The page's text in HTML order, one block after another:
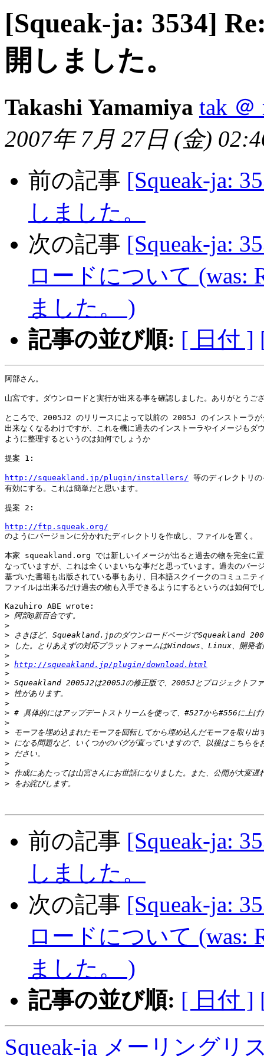
[Squeak-ja: 3534]
開しました。
Takashi Yamamiya tak ＠
2007年 7月 27日 (金)
前の記事 [Squeak-ja:
しました。
次の記事 [Squeak-ja:
ロードについて (was:
ました。 )
記事の並び順: [ 日付 ]
阿部さん。
山宮です。ダウンロードと実行が出来る事を確認しました。ありがとうご
ところで、2005J2 のリリースによって以前の 2005J のインストーラが
出来なくなるわけですが、これを機に過去のインストーラやイメージもダ
ように整理するというのは如何でしょうか
提案 1:
http://squeakland.jp/plugin/installers/ 等のディレクトリ
有効にする。これは簡単だと思います。
提案 2:
http://ftp.squeak.org/
のようにバージョンに分かれたディレクトリを作成し、ファイルを置く。
本家 squeakland.org では新しいイメージが出ると過去の物を完全に置
なっていますが、これは全くいまいちな事だと思っています。過去のバー
基づいた書籍も出版されている事もあり、日本語スクイークのコミュニテ
ファイルは出来るだけ過去の物も入手できるようにするというのは如何で
Kazuhiro ABE wrote:
>
>
>
>
>
> http://squeakland.jp/plugin/download.html
>
>
>
>
>
>
>
>
>
>
>
>
前の記事 [Squeak-ja:
しました。
次の記事 [Squeak-ja:
ロードについて (was:
ました。 )
記事の並び順: [ 日付 ]
Squeak-ja メーリングリ